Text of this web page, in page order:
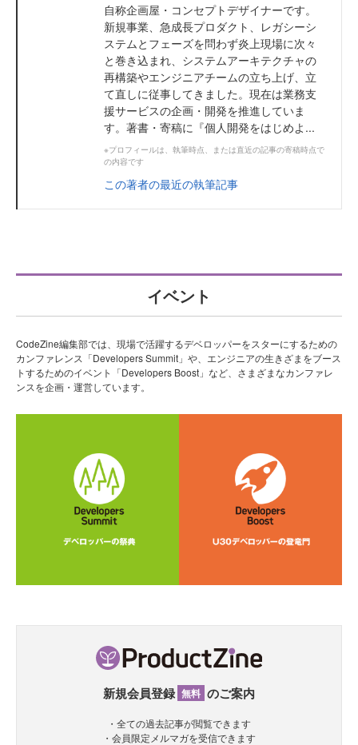
自称企画屋・コンセプトデザイナーです。
新規事業、急成長プロダクト、レガシーシ
ステムとフェーズを問わず炎上現場に次々
と巻き込まれ、システムアーキテクチャの
再構築やエンジニアチームの立ち上げ、立
て直しに従事してきました。現在は業務支
援サービスの企画・開発を推進していま
す。著書・寄稿に『個人開発をはじめよ...
※プロフィールは、執筆時点、または直近の記事の寄稿時点で
の内容です
この著者の最近の執筆記事
イベント
CodeZine編集部では、現場で活躍するデベロッパーをスターにするための
カンファレンス「Developers Summit」や、エンジニアの生きざまをブース
トするためのイベント「Developers Boost」など、さまざまなカンファレ
ンスを企画・運営しています。
新規会員登録 無料 のご案内
・全ての過去記事が閲覧できます
・会員限定メルマガを受信できます